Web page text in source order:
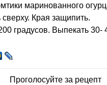
маринованного
Края защипить.
градусов. Выпекать 30-
Проголосуйте за рецепт